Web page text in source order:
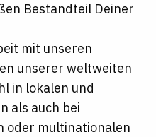
Bestandteil Deiner
mit unseren
unserer weltweiten
in lokalen und
als auch bei
oder multinationalen